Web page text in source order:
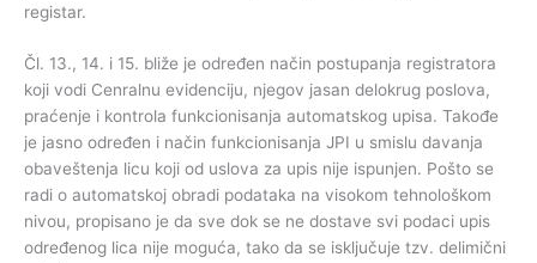
registar.
Čl. 13., 14. i 15. bliže je određen način postupanja registratora
koji vodi Cenralnu evidenciju, njegov jasan delokrug poslova,
praćenje i kontrola funkcionisanja automatskog upisa. Takođe
je jasno određen i način funkcionisanja JPI u smislu davanja
obaveštenja licu koji od uslova za upis nije ispunjen. Pošto se
radi o automatskoj obradi podataka na visokom tehnološkom
nivou, propisano je da sve dok se ne dostave svi podaci upis
određenog lica nije moguća, tako da se isključuje tzv. delimični